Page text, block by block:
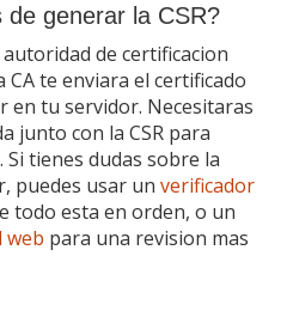
de generar la CSR?
autoridad de certificacion
CA te enviara el certificado
en tu servidor. Necesitaras
junto con la CSR para
tienes dudas sobre la
puedes usar un verificador
todo esta en orden, o un
web para una revision mas